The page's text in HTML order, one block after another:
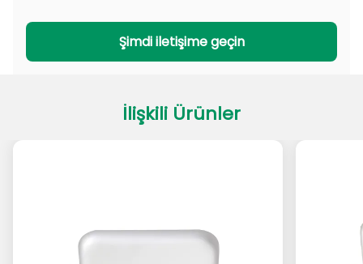
PADL Serisi
PACL Serisi
Şimdi iletişime geçin
İlişkili Ürünler